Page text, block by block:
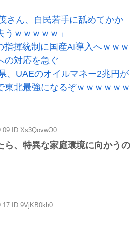
さん、自民若手に舐めてかか
ｗｗｗｗｗ」
指揮統制に国産AI導入へｗｗｗ
の対応を急ぐ
、UAEのオイルマネー2兆円が
東北最強になるぞｗｗｗｗｗｗ
ID:Xs3QovwO0
ら、特異な家庭環境に向かうの
ID:9VjKB0kh0